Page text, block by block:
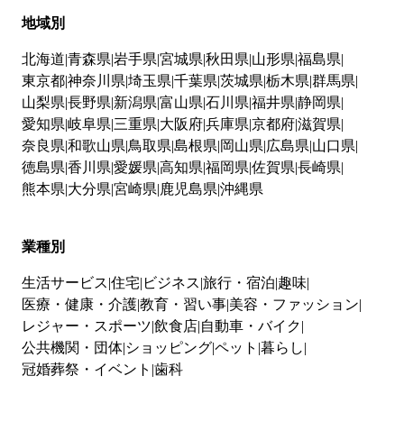
地域別
北海道 青森県 岩手県 宮城県 秋田県 山形県 福島県
東京都神奈川県 埼玉県 千葉県 茨城県 栃木県 群馬県
山梨県 長野県 新潟県 富山県 石川県 福井県 静岡県
愛知県 岐阜県 三重県 大阪府兵庫県 京都府滋賀県
奈良県 和歌山県 鳥取県 島根県 岡山県 広島県 山口県
徳島県 香川県 愛媛県 高知県 福岡県 佐賀県 長崎県
熊本県 大分県 宮崎県 鹿児島県 沖縄県
業種別
生活サービス 住宅 ビジネス 旅行・宿泊 趣味
医療・健康・介護教育・習い事 美容・ファッション
レジャー・スポーツ 飲食店 自動車・バイク
公共機関・団体 ショッピングペット 暮らし
冠婚葬祭・イベント 歯科